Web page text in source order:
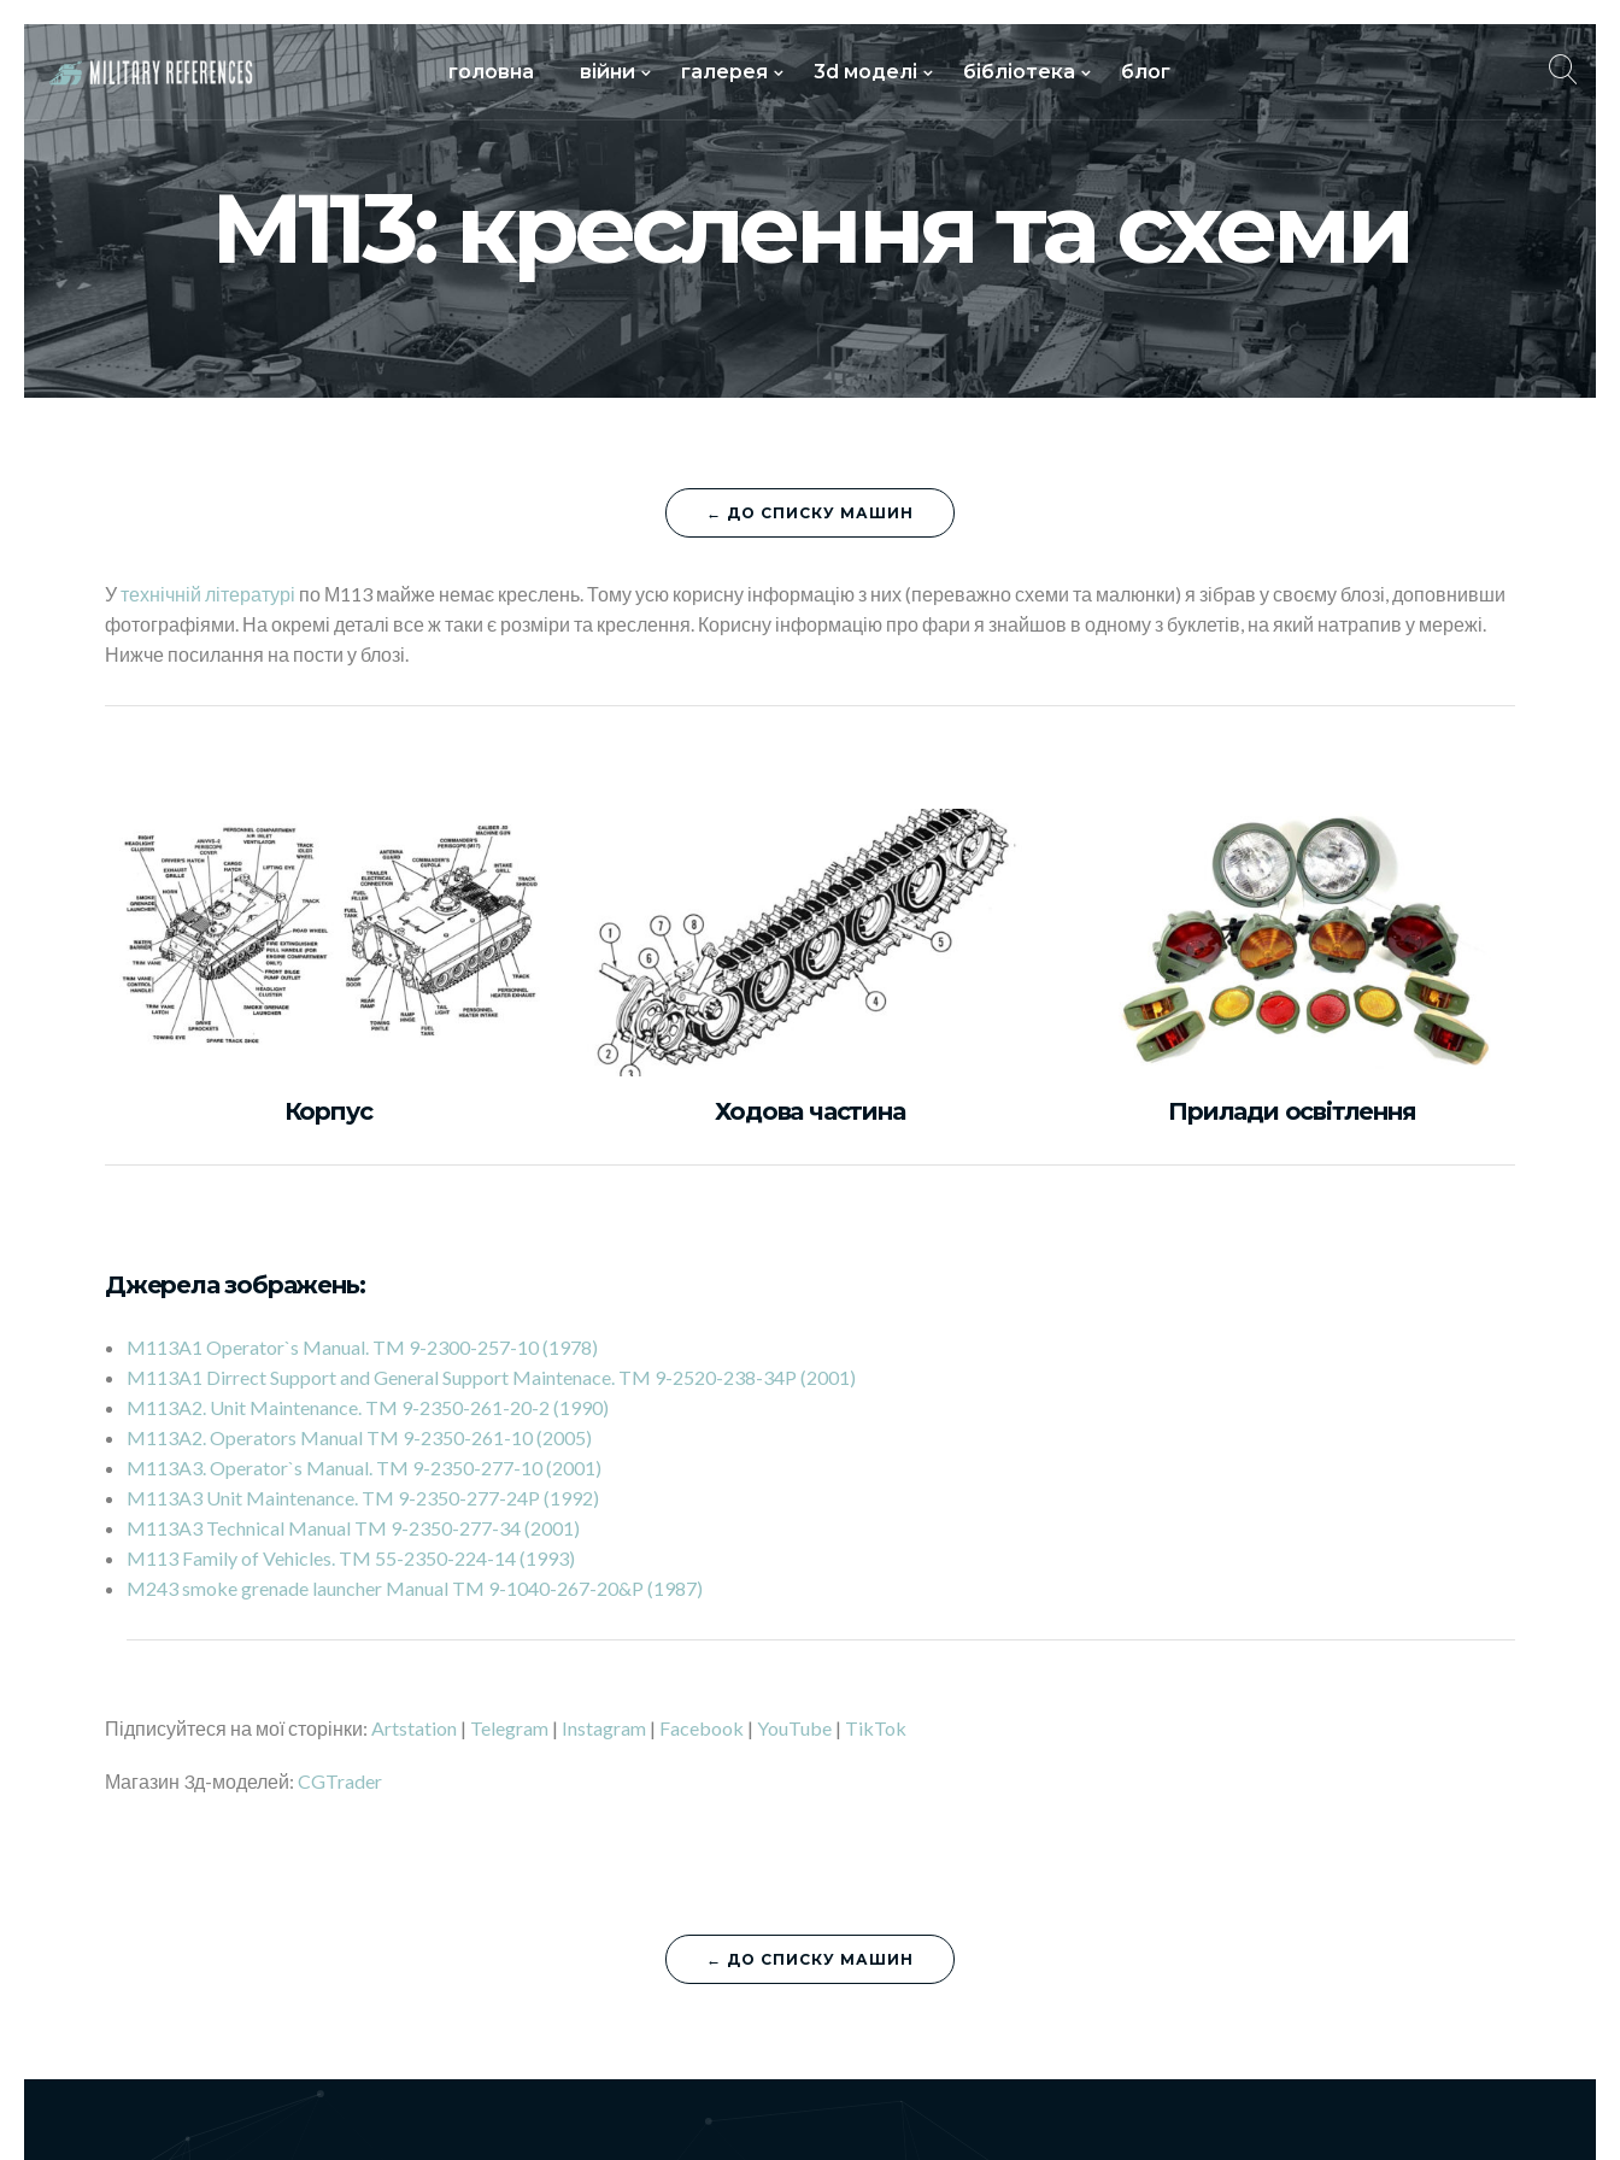
головна війни галерея 3d моделі бібліотека блог
M113: креслення та схеми
← ДО СПИСКУ МАШИН
Утехнічній літературі по М113 майже немає креслень. Тому усю корисну інформацію з них (переважно схеми та малюнки) я зібрав у своєму блозі, доповнивши
фотографіями. На окремі деталі все ж таки є розміри та креслення. Корисну інформацію про фари я знайшов в одному з буклетів, на який натрапив у мережі.
Нижче посилання на пости у блозі.
Корпус Ходова частина Прилади освітлення
Джерела зображень:
M113A1 Operator`s Manual. TM 9-2300-257-10 (1978)
M113A1 Dirrect Support and General Support Maintenace. TM 9-2520-238-34P (2001)
M113A2. Unit Maintenance. TM 9-2350-261-20-2 (1990)
M113A2. Operators Manual TM 9-2350-261-10 (2005)
M113A3. Operator`s Manual. TM 9-2350-277-10 (2001)
M113A3 Unit Maintenance. TM 9-2350-277-24P (1992)
M113A3 Technical Manual TM 9-2350-277-34 (2001)
M113 Family of Vehicles. TM 55-2350-224-14 (1993)
M243 smoke grenade launcher Manual TM 9-1040-267-20&P (1987)
Підписуйтеся на мої сторінки: Artstation | Telegram | Instagram | Facebook | YouTube | TikTok
Магазин 3д-моделей: CGTrader
← ДО СПИСКУ МАШИН